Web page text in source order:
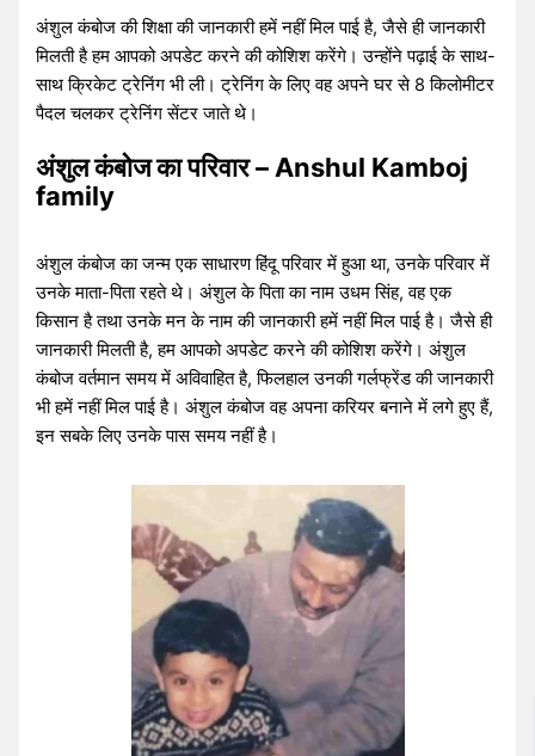
अंशुल कंबोज की शिक्षा की जानकारी हमें नहीं मिल पाई है, जैसे ही जानकारी
मिलती है हम आपको अपडेट करने की कोशिश करेंगे। उन्होंने पढ़ाई के साथ-
साथ क्रिकेट ट्रेनिंग भी ली। ट्रेनिंग के लिए वह अपने घर से 8 किलोमीटर
पैदल चलकर ट्रेनिंग सेंटर जाते थे।
अंशुल कंबोज का परिवार – Anshul Kamboj
family
अंशुल कंबोज का जन्म एक साधारण हिंदू परिवार में हुआ था, उनके परिवार में
उनके माता-पिता रहते थे। अंशुल के पिता का नाम उधम सिंह, वह एक
किसान है तथा उनके मन के नाम की जानकारी हमें नहीं मिल पाई है। जैसे ही
जानकारी मिलती है, हम आपको अपडेट करने की कोशिश करेंगे। अंशुल
कंबोज वर्तमान समय में अविवाहित है, फिलहाल उनकी गर्लफ्रेंड की जानकारी
भी हमें नहीं मिल पाई है। अंशुल कंबोज वह अपना करियर बनाने में लगे हुए हैं,
इन सबके लिए उनके पास समय नहीं है।